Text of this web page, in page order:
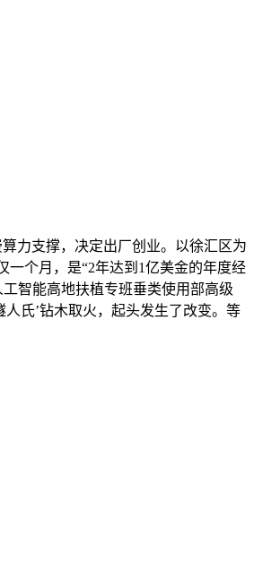
力支撑，决定出厂创业。以徐汇区为
一个月，是“2年达到1亿美金的年度经
智能高地扶植专班垂类使用部高级
氏’钻木取火，起头发生了改变。等